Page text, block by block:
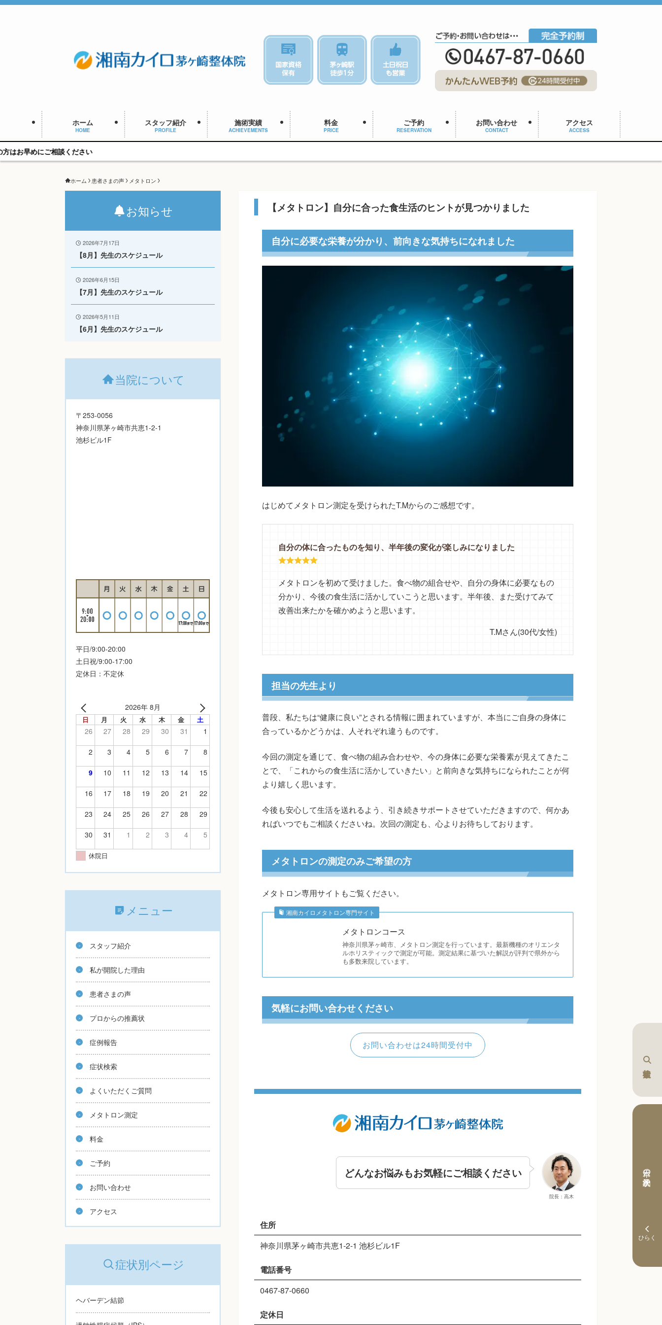
ホーム
HOME
スタッフ紹介
PROFILE
施術実績
ACHIEVEMENTS
料金
PRICE
ご予約
RESERVATION
お問い合わせ
CONTACT
アクセス
ACCESS
談ください
ホーム 患者さまの声 メタトロン
【メタトロン】自分に合った食生活のヒントが見つかりました
本日の予約状況
自分に必要な栄養が分かり、前向きな気持ちになれました
はじめてメタトロン測定を受けられたT.Mからのご感想です。
自分の体に合ったものを知り、半年後の変化が楽しみになりました
メタトロンを初めて受けました。食べ物の組合せや、自分の身体に必要なもの
分かり、今後の食生活に活かしていこうと思います。半年後、また受けてみて
改善出来たかを確かめようと思います。
T.Mさん(30代/女性)
担当の先生より
普段、私たちは“健康に良い”とされる情報に囲まれていますが、本当にご自身の身体に
合っているかどうかは、人それぞれ違うものです。
今回の測定を通じて、食べ物の組み合わせや、今の身体に必要な栄養素が見えてきたこ
とで、「これからの食生活に活かしていきたい」と前向きな気持ちになられたことが何
より嬉しく思います。
今後も安心して生活を送れるよう、引き続きサポートさせていただきますので、何かあ
ればいつでもご相談くださいね。次回の測定も、心よりお待ちしております。
メタトロンの測定のみご希望の方
メタトロン専用サイトもご覧ください。
湘南カイロメタトロン専門サイト
メタトロンコース
神奈川県茅ヶ崎市、メタトロン測定を行っています。最新機種のオリエンタ
ルホリスティックで測定が可能。測定結果に基づいた解説が評判で県外から
も多数来院しています。
気軽にお問い合わせください
お問い合わせは24時間受付中
院長：高木
どんなお悩みもお気軽にご相談ください
住所
神奈川県茅ヶ崎市共恵1-2-1 池杉ビル1F
電話番号
0467-87-0660
定休日
お知らせ
2026年7月17日
【8月】先生のスケジュール
2026年6月15日
【7月】先生のスケジュール
2026年5月11日
【6月】先生のスケジュール
当院について
〒253-0056
神奈川県茅ヶ崎市共恵1-2-1
池杉ビル1F
平日/9:00-20:00
土日祝/9:00-17:00
定休日：不定休
2026年 8月
日 月 火 水 木 金 土
26 27 28 29 30 31 1
2 3 4 5 6 7 8
9 10 11 12 13 14 15
16 17 18 19 20 21 22
23 24 25 26 27 28 29
30 31 1 2 3 4 5
休院日
メニュー
スタッフ紹介
私が開院した理由
患者さまの声
プロからの推薦状
症例報告
症状検索
よくいただくご質問
メタトロン測定
料金
ご予約
お問い合わせ
アクセス
症状別ページ
ヘバーデン結節